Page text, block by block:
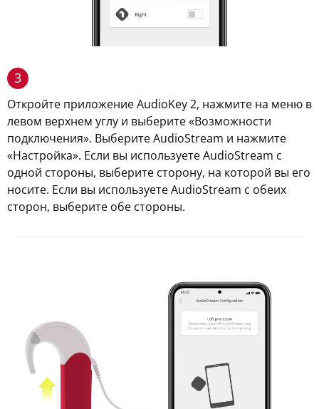
3
Откройте приложение AudioKey 2, нажмите на меню в
левом верхнем углу и выберите «Возможности
подключения». Выберите AudioStream и нажмите
«Настройка». Если вы используете AudioStream с
одной стороны, выберите сторону, на которой вы его
носите. Если вы используете AudioStream с обеих
сторон, выберите обе стороны.